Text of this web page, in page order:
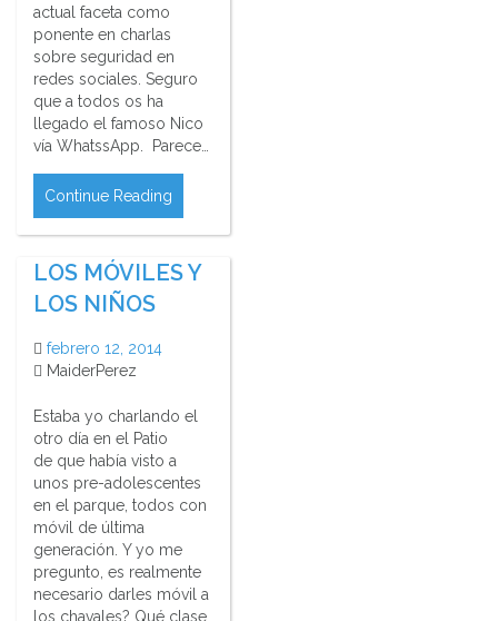
actual faceta como
ponente en charlas
sobre seguridad en
redes sociales. Seguro
que a todos os ha
llegado el famoso Nico
vía WhatssApp. Parece…
Continue Reading
LOS MÓVILES Y
LOS NIÑOS
febrero 12, 2014
MaiderPerez
Estaba yo charlando el
otro día en el Patio
de que había visto a
unos pre-adolescentes
en el parque, todos con
móvil de última
generación. Y yo me
pregunto, es realmente
necesario darles móvil a
los chavales? Qué clase